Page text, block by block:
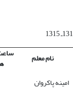
نام معلم
امینه پاکروان